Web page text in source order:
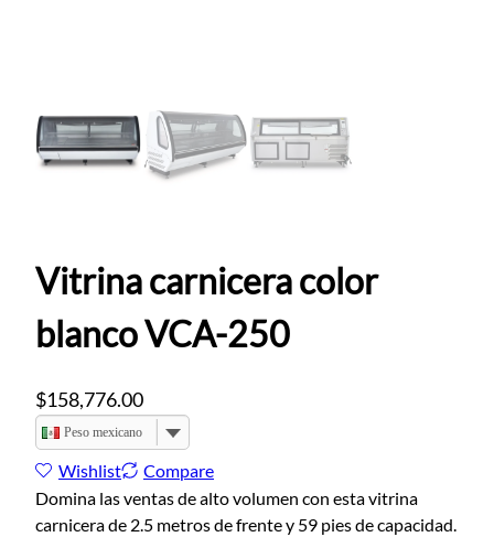
Vitrina carnicera color
blanco VCA-250
$158,776.00
Peso mexicano
Wishlist
Compare
Domina las ventas de alto volumen con esta vitrina
carnicera de 2.5 metros de frente y 59 pies de capacidad.